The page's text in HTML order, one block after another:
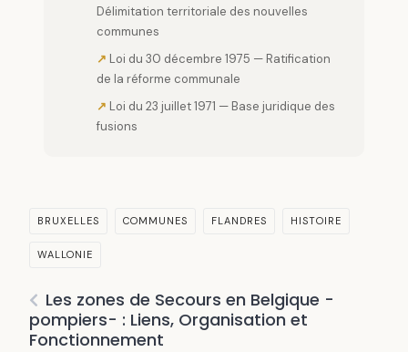
Délimitation territoriale des nouvelles
communes
Loi du 30 décembre 1975 — Ratification
de la réforme communale
Loi du 23 juillet 1971 — Base juridique des
fusions
BRUXELLES COMMUNES FLANDRES HISTOIRE
WALLONIE
Les zones de Secours en Belgique -
pompiers- : Liens, Organisation et
Fonctionnement